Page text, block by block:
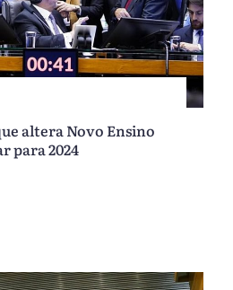
altera Novo Ensino
para 2024